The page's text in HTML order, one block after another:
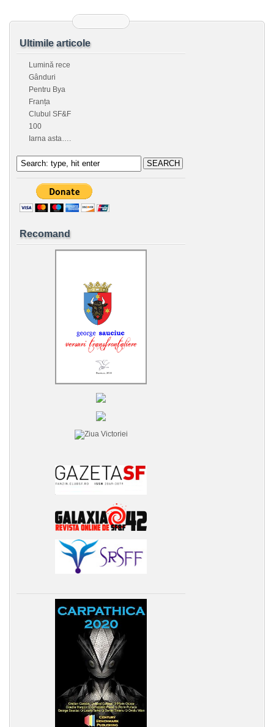
Ultimile articole
Lumină rece
Gânduri
Pentru Bya
Franța
Clubul SF&F
100
Iarna asta….
Recomand